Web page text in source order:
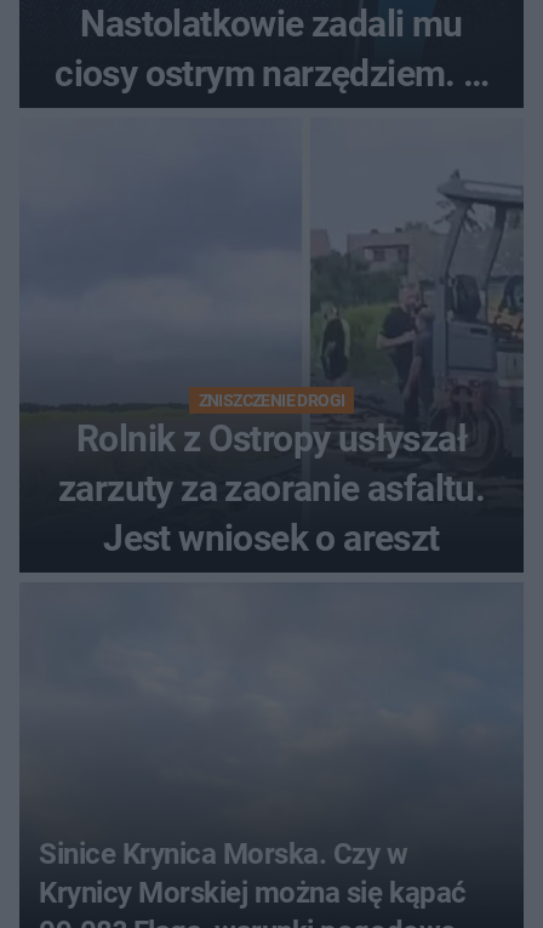
Nastolatkowie zadali mu
ciosy ostrym narzędziem. O
ich losach zdecyduje sąd
ZNISZCZENIE DROGI
Rolnik z Ostropy usłyszał
zarzuty za zaoranie asfaltu.
Jest wniosek o areszt
Sinice Krynica Morska. Czy w
Krynicy Morskiej można się kąpać